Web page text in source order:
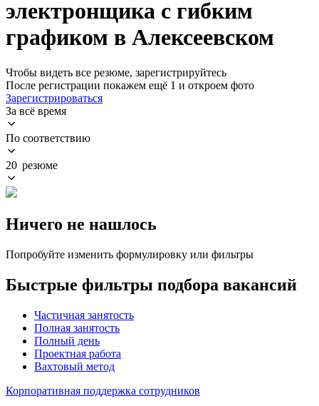
электронщика с гибким
графиком в Алексеевском
Чтобы видеть все резюме, зарегистрируйтесь
После регистрации покажем ещё 1 и откроем фото
Зарегистрироваться
За всё время
По соответствию
20 резюме
Ничего не нашлось
Попробуйте изменить формулировку или фильтры
Быстрые фильтры подбора вакансий
Частичная занятость
Полная занятость
Полный день
Проектная работа
Вахтовый метод
Корпоративная поддержка сотрудников